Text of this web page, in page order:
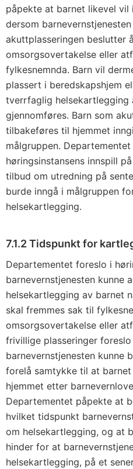
påpekte at barnet likevel vil
dersom
akuttplasseringen beslutter
omsorgsovertakelse eller
fylkesnemnda. Barn vil
plassert i beredskapshjem
tverrfaglig helsekartlegging
gjennomføres. Barn som
tilbakeføres til hjemmet
målgruppen.
høringsinstansens innspill
tilbud om utredning på
burde inngå i målgruppen
helsekartlegging.
7.1.2 Tidspunkt for
Departementet foreslo i
barnevernstjenesten kunne
helsekartlegging av barnet
skal fremmes sak til
omsorgsovertakelse eller
frivillige plasseringer
barnevernstjenesten kunne
forelå samtykke til at
hjemmet etter
Departementet påpekte at
hvilket tidspunkt
om helsekartlegging, og at
hinder for at
helsekartlegging, på et